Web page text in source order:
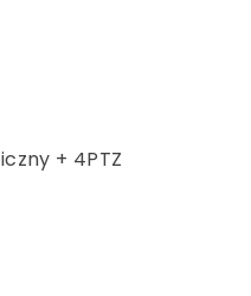
+ 4PTZ